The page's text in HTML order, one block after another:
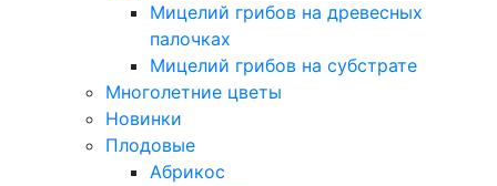
Мицелий грибов на древесных
палочках
Мицелий грибов на субстрате
Многолетние цветы
Новинки
Плодовые
Абрикос